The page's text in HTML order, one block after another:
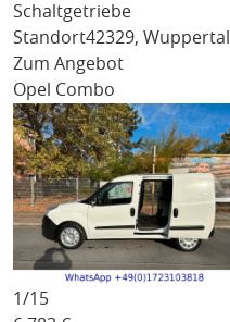
Schaltgetriebe
Standort42329, Wuppertal
Zum Angebot
Opel Combo
1/15